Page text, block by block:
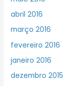
abril 2016
março 2016
fevereiro 2016
janeiro 2016
dezembro 2015